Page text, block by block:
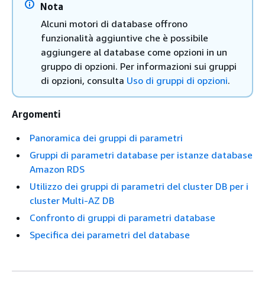
Nota
Alcuni motori di database offrono
funzionalità aggiuntive che è possibile
aggiungere al database come opzioni in un
gruppo di opzioni. Per informazioni sui gruppi
di opzioni, consulta Uso di gruppi di opzioni.
Argomenti
Panoramica dei gruppi di parametri
Gruppi di parametri database per istanze database
Amazon RDS
Utilizzo dei gruppi di parametri del cluster DB per i
cluster Multi-AZ DB
Confronto di gruppi di parametri database
Specifica dei parametri del database